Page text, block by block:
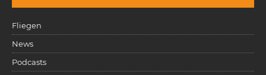
Fliegen
News
Podcasts